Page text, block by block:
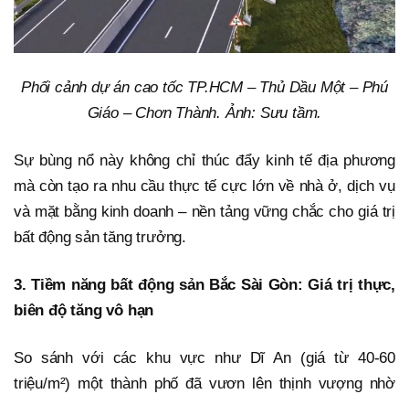
Phối cảnh dự án cao tốc TP.HCM – Thủ Dầu Một – Phú
Giáo – Chơn Thành. Ảnh: Sưu tầm.
Sự bùng nổ này không chỉ thúc đẩy kinh tế địa phương
mà còn tạo ra nhu cầu thực tế cực lớn về nhà ở, dịch vụ
và mặt bằng kinh doanh – nền tảng vững chắc cho giá trị
bất động sản tăng trưởng.
3. Tiềm năng bất động sản Bắc Sài Gòn: Giá trị thực,
biên độ tăng vô hạn
So sánh với các khu vực như Dĩ An (giá từ 40-60
triệu/m²) một thành phố đã vươn lên thịnh vượng nhờ